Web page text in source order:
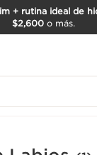
+ rutina ideal de
$2,600o más.